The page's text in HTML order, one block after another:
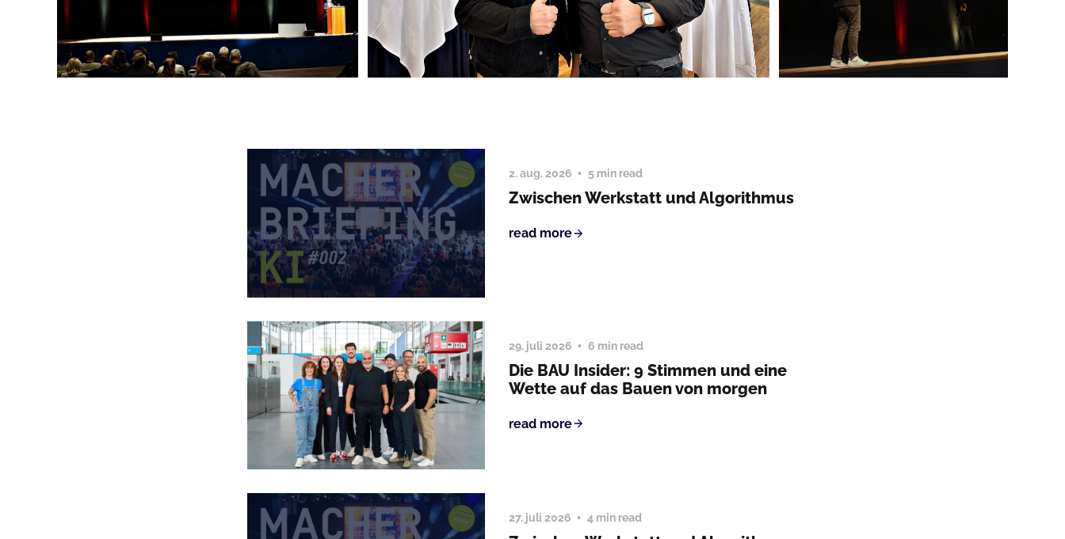
2. aug. 2026 5 min read
Zwischen Werkstatt und Algorithmus
read more
29. juli 2026 6 min read
Die BAU Insider: 9 Stimmen und eine
Wette auf das Bauen von morgen
read more
27. juli 2026 4 min read